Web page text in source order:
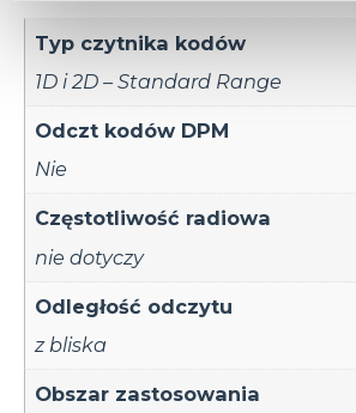
Typ czytnika kodów
1D i 2D – Standard Range
Odczt kodów DPM
Nie
Częstotliwość radiowa
nie dotyczy
Odległość odczytu
z bliska
Obszar zastosowania